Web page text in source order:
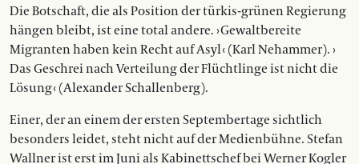
Die Botschaft, die als Position der türkis-grünen Regierung
hängen bleibt, ist eine total andere. › Gewaltbereite
Migranten haben kein Recht auf Asyl ‹ (Karl Nehammer). ›
Das Geschrei nach Verteilung der Flüchtlinge ist nicht die
Lösung ‹ (Alexander Schallenberg).
Einer, der an einem der ersten Septembertage sicht­­lich
besonders leidet, steht nicht auf der Medienbühne. Stefan
Wallner ist erst im Juni als Kabinettschef bei Werner Kogler